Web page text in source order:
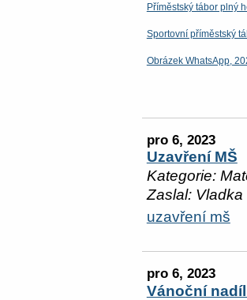
Příměstský tábor plný
Sportovní příměstský
Obrázek WhatsApp,
pro 6, 2023
Uzavření MŠ
Kategorie:
Zaslal: Vladka
uzavření mš
pro 6, 2023
Vánoční